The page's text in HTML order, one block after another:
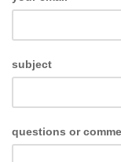
subject
questions or